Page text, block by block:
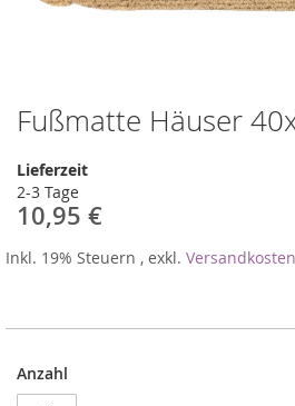
Fußmatte Häuser
Lieferzeit
2-3 Tage
10,95 €
Inkl. 19% Steuern , exkl. Versandkosten
Anzahl
Zum
Anfang
der
Bildergalerie
springen